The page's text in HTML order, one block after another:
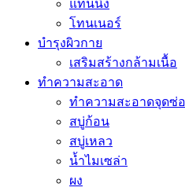
แทนนิ่ง
โทนเนอร์
บำรุงผิวกาย
เสริมสร้างกล้ามเนื้อ
ทำความสะอาด
ทำความสะอาดจุดซ่
สบู่ก้อน
สบู่เหลว
น้ำไมเซล่า
ผง